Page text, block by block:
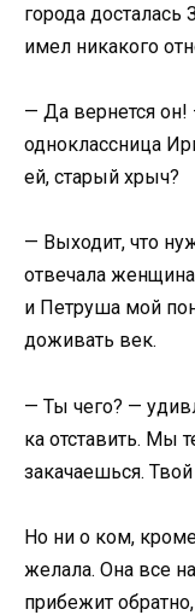
города досталась
имел никакого
— Да вернется
одноклассница
ей, старый хрыч?
— Выходит, что
отвечала
и Петруша мой
доживать век.
— Ты чего? —
ка отставить. Мы
закачаешься.
Но ни о ком,
желала. Она все
прибежит